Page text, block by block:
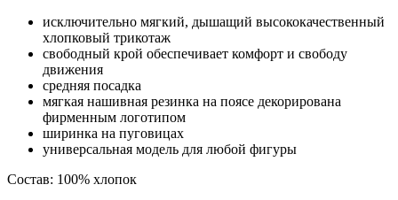
исключительно мягкий, дышащий высококачественный
хлопковый трикотаж
свободный крой обеспечивает комфорт и свободу
движения
средняя посадка
мягкая нашивная резинка на поясе декорирована
фирменным логотипом
ширинка на пуговицах
универсальная модель для любой фигуры
Состав: 100% хлопок